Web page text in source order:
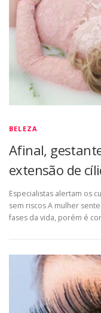
BELEZA
Afinal,
extensão de
Especialistas alertam os
sem riscos A mulher
fases da vida, porém é